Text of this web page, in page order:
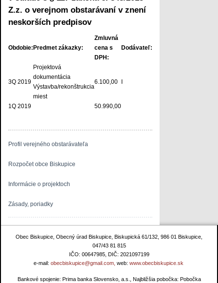
Z.z. o verejnom obstarávaní v znení
neskorších predpisov
Obdobie: Predmet zákazky:
Zmluvná
cena s
DPH:
Dodávateľ:
3Q 2019
Projektová
dokumentácia
Výstavba/rekonštrukcia
miest
6.100,00
1Q 2019 50.990,00
Profil verejného obstarávateľa
Rozpočet obce Biskupice
Informácie o projektoch
Zásady, poriadky
Obec Biskupice, Obecný úrad Biskupice, Biskupická 61/132, 986 01 Biskupice,
047/43 81 815
IČO: 00647985, DIČ: 2021097199
e-mail: obecbiskupice@gmail.com, web: www.obecbiskupice.sk
Bankové spojenie: Prima banka Slovensko, a.s., Najbližšia pobočka: Pobočka